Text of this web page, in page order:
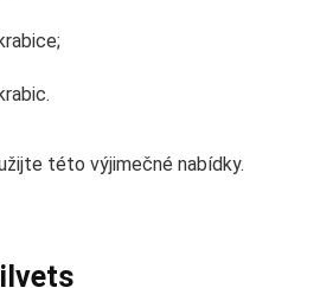
této výjimečné nabídky.